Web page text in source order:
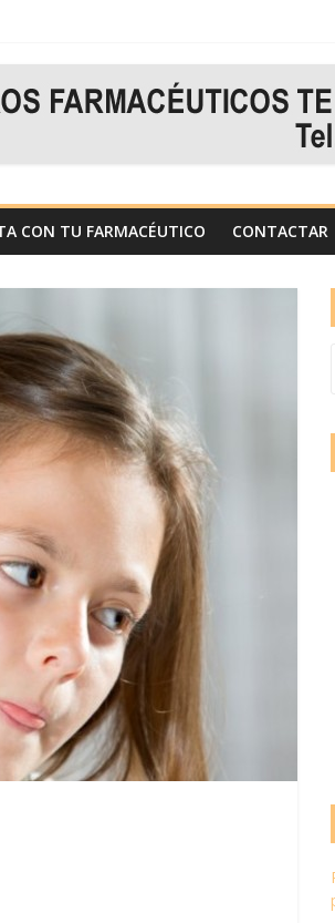
precio
CON TU FARMACÉUTICO CONTACTAR